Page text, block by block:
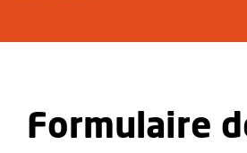
Formulaire